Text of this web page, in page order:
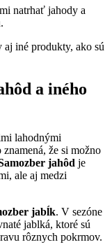
natrhať jahody a
iné produkty, ako sú
a iného
lahodnými
že si možno
jahôd je
ale aj medzi
jabĺk. V sezóne
jablká, ktoré sú
rôznych pokrmov.